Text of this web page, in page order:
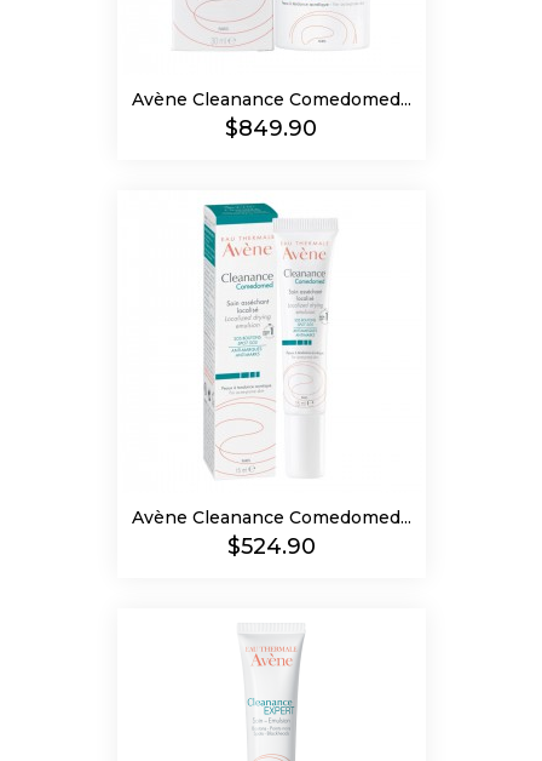
Avène Cleanance Comedomed...
Precio
$849.90
Avène Cleanance Comedomed...
Precio
$524.90